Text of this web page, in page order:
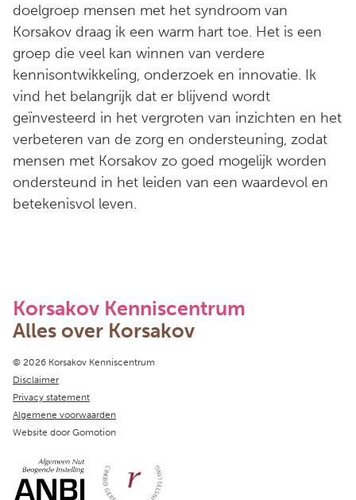
doelgroep mensen met het syndroom van
Korsakov draag ik een warm hart toe. Het is een
groep die veel kan winnen van verdere
kennisontwikkeling, onderzoek en innovatie. Ik
vind het belangrijk dat er blijvend wordt
geïnvesteerd in het vergroten van inzichten en het
verbeteren van de zorg en ondersteuning, zodat
mensen met Korsakov zo goed mogelijk worden
ondersteund in het leiden van een waardevol en
betekenisvol leven.
Korsakov Kenniscentrum
Alles over Korsakov
Copyright navigation
© 2026 Korsakov Kenniscentrum
Disclaimer
Privacy statement
Algemene voorwaarden
Website door Gomotion